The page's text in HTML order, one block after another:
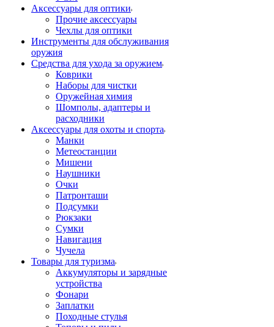
Аксессуары для оптики
Прочие аксессуары
Чехлы для оптики
Инструменты для обслуживания
оружия
Средства для ухода за оружием
Коврики
Наборы для чистки
Оружейная химия
Шомполы, адаптеры и
расходники
Аксессуары для охоты и спорта
Манки
Метеостанции
Мишени
Наушники
Очки
Патронташи
Подсумки
Рюкзаки
Сумки
Навигация
Чучела
Товары для туризма
Аккумуляторы и зарядные
устройства
Фонари
Заплатки
Походные стулья